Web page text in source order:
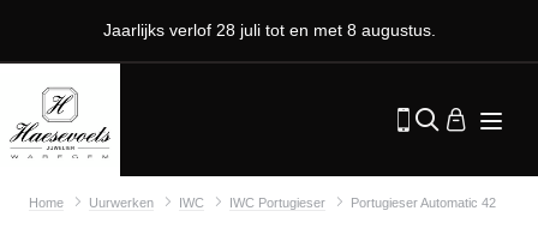
Jaarlijks verlof 28 juli tot en met 8 augustus.
Home Uurwerken IWC IWC Portugieser Portugieser Automatic 42